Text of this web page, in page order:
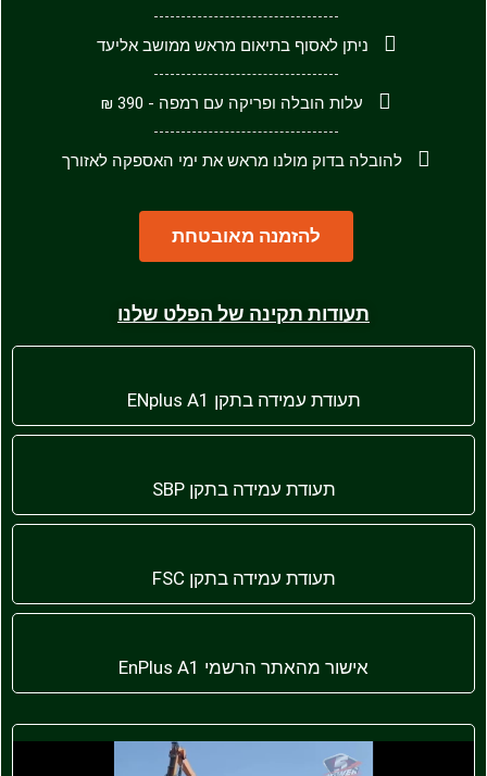
ניתן לאסוף בתיאום מראש ממושב אליעד
עלות הובלה ופריקה עם רמפה - 390 ₪
להובלה בדוק מולנו מראש את ימי האספקה לאזורך
להזמנה מאובטחת
תעודות תקינה של הפלט שלנו
תעודת עמידה בתקן ENplus A1
תעודת עמידה בתקן SBP
תעודת עמידה בתקן FSC
אישור מהאתר הרשמי EnPlus A1